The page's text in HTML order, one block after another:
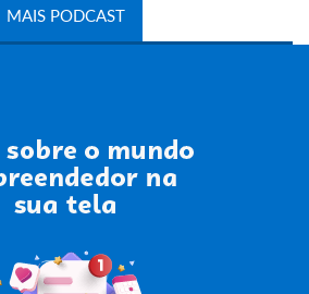
MAIS PODCAST